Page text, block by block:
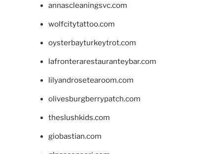
annascleaningsvc.com
wolfcitytattoo.com
oysterbayturkeytrot.com
lafronterarestauranteybar.com
lilyandrosetearoom.com
olivesburgberrypatch.com
theslushkids.com
giobastian.com